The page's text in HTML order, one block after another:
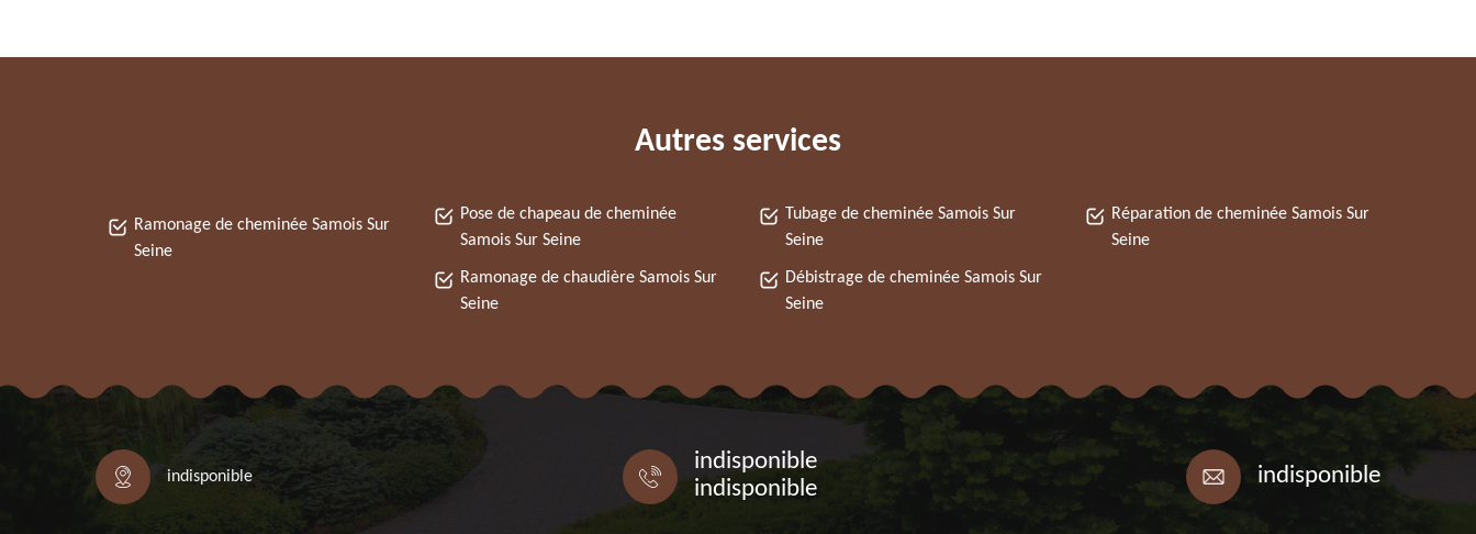
Autres services
Ramonage de cheminée Samois Sur
Seine
Pose de chapeau de cheminée
Samois Sur Seine
Ramonage de chaudière Samois Sur
Seine
Tubage de cheminée Samois Sur
Seine
Débistrage de cheminée Samois Sur
Seine
Réparation de cheminée Samois Sur
Seine
indisponible
indisponible
indisponible
indisponible